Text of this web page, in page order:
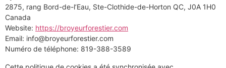
2875, rang Bord-de-l’Eau, Ste-Clothide-de-Horton QC, J0A 1H0
Canada
Website: https://broyeurforestier.com
Email: moc.reitserofrueyorb@ofni
Numéro de téléphone: 819-388-3589